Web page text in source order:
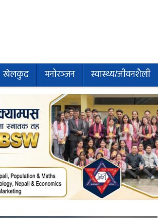
खेलकुद मनोरञ्जन स्वास्थ्य/जीवनशैली